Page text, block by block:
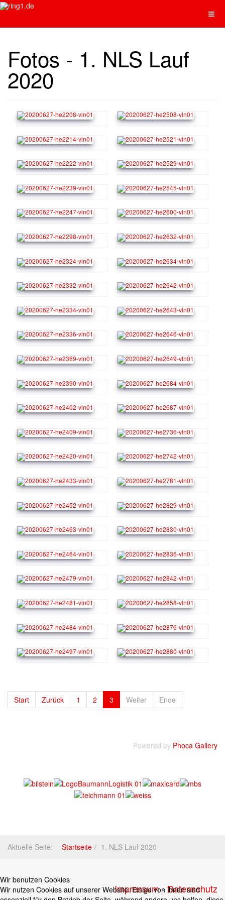
Fotos - 1. NLS Lauf
2020
Start Zurück 1 2 3 Weiter Ende
Powered by Phoca Gallery
Aktuelle Seite: Startseite 1. NLS Lauf 2020
Impressum-Datenschutz
Wir benutzen Cookies
Wir nutzen Cookies auf unserer Website. Einige von ihnen sind